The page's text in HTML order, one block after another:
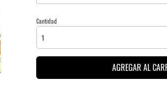
Cantidad
AGREGAR AL